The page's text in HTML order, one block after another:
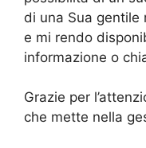
di una Sua
e mi rendo
informazione o
Grazie per
che mette nella